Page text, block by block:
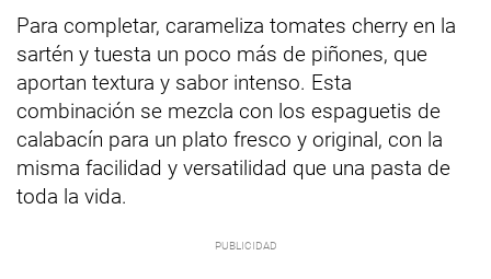
Para completar, carameliza tomates cherry en la
sartén y tuesta un poco más de piñones, que
aportan textura y sabor intenso. Esta
combinación se mezcla con los espaguetis de
calabacín para un plato fresco y original, con la
misma facilidad y versatilidad que una pasta de
toda la vida.